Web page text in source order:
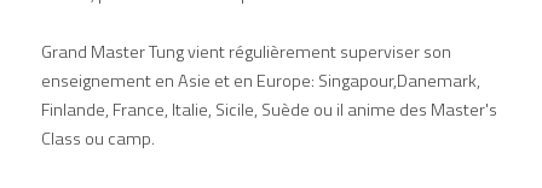
Grand Master Tung vient régulièrement superviser son
enseignement en Asie et en Europe: Singapour,Danemark,
Finlande, France, Italie, Sicile, Suède ou il anime des Master's
Class ou camp.